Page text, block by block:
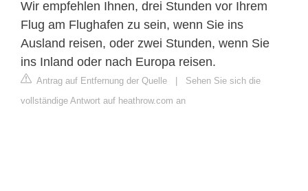
Wir empfehlen Ihnen, drei Stunden vor Ihrem
Flug am Flughafen zu sein, wenn Sie ins
Ausland reisen, oder zwei Stunden, wenn Sie
ins Inland oder nach Europa reisen.
Antrag auf Entfernung der Quelle
Sehen Sie sich die
vollständige Antwort auf heathrow.com an